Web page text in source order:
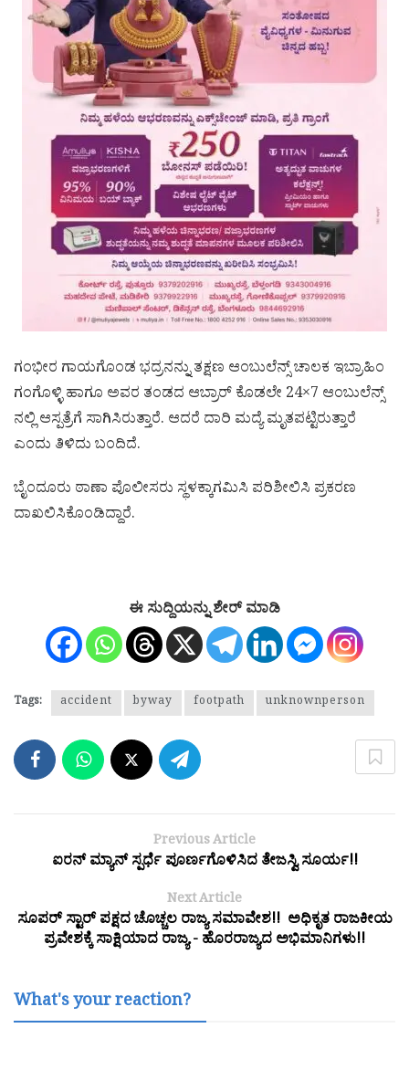
ಗಂಭೀರ ಗಾಯಗೊಂಡ ಭದ್ರನನ್ನು ತಕ್ಷಣ ಆಂಬುಲೆನ್ಸ್ ಚಾಲಕ ಇಬ್ರಾಹಿಂ
ಗಂಗೊಳ್ಳಿ ಹಾಗೂ ಅವರ ತಂಡದ ಆಬ್ರಾರ್ ಕೊಡಲೇ 24×7 ಆಂಬುಲೆನ್ಸ್‌
ನಲ್ಲಿ ಆಸ್ಪತ್ರೆಗೆ ಸಾಗಿಸಿರುತ್ತಾರೆ. ಆದರೆ ದಾರಿ ಮದ್ಯೆ ಮೃತಪಟ್ಟಿರುತ್ತಾರೆ
ಎಂದು ತಿಳಿದು ಬಂದಿದೆ.
ಬೈಂದೂರು ಠಾಣಾ ಪೊಲೀಸರು ಸ್ಥಳಕ್ಕಾಗಮಿಸಿ ಪರಿಶೀಲಿಸಿ ಪ್ರಕರಣ
ದಾಖಲಿಸಿಕೊಂಡಿದ್ದಾರೆ.
ಈ ಸುದ್ದಿಯನ್ನು ಶೇರ್ ಮಾಡಿ
Tags: accident byway footpath unknownperson
Previous Article
ಐರನ್ ಮ್ಯಾನ್ ಸ್ಪರ್ಧೆ ಪೂರ್ಣಗೊಳಿಸಿದ ತೇಜಸ್ವಿ ಸೂರ್ಯ!!
Next Article
ಸೂಪರ್ ಸ್ಟಾರ್ ಪಕ್ಷದ ಚೊಚ್ಚಲ ರಾಜ್ಯ ಸಮಾವೇಶ!! ಅಧಿಕೃತ ರಾಜಕೀಯ
ಪ್ರವೇಶಕ್ಕೆ ಸಾಕ್ಷಿಯಾದ ರಾಜ್ಯ - ಹೊರರಾಜ್ಯದ ಅಭಿಮಾನಿಗಳು!!
What's your reaction?